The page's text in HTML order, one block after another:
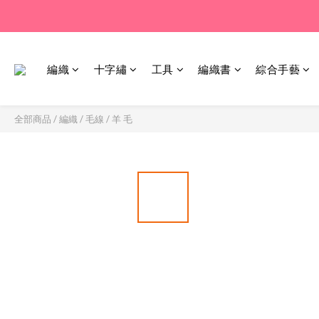
編織 十字繡 工具 編織書 綜合手藝
全部商品 /編織 /毛線 /羊 毛